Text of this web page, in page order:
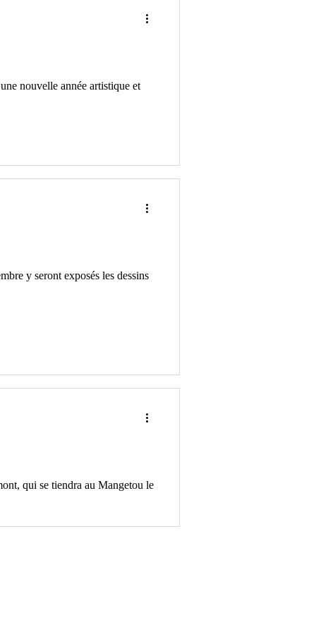
nouvelle année artistique et
qui se tiendra au Mangetou le